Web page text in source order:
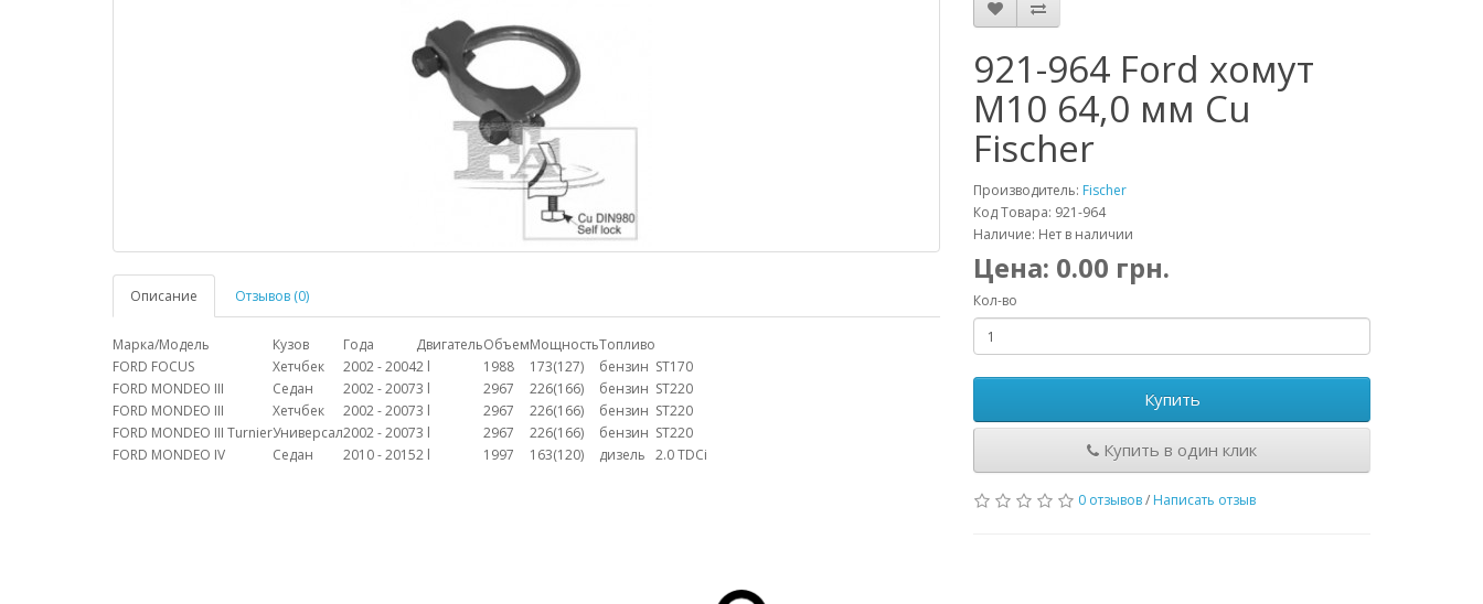
Описание Отзывов (0)
Марка/Модель Кузов Года ДвигательОбъемМощностьТопливо
FORD FOCUS
Хетчбек 2002 - 20042 l 1988 173(127) бензин ST170
FORD MONDEO III
Седан 2002 - 20073 l 2967 226(166) бензин ST220
FORD MONDEO III
Хетчбек 2002 - 20073 l 2967 226(166) бензин ST220
FORD MONDEO III TurnierУниверсал2002 - 20073 l 2967 226(166) бензин ST220
FORD MONDEO IV
Седан 2010 - 20152 l 1997 163(120) дизель 2.0 TDCi
921-964 Ford хомут
M10 64,0 мм Cu
Fischer
Производитель: Fischer
Код Товара: 921-964
Наличие: Нет в наличии
Цена: 0.00 грн.
Кол-во
Купить
Купить в один клик
0 отзывов/ Написать отзыв